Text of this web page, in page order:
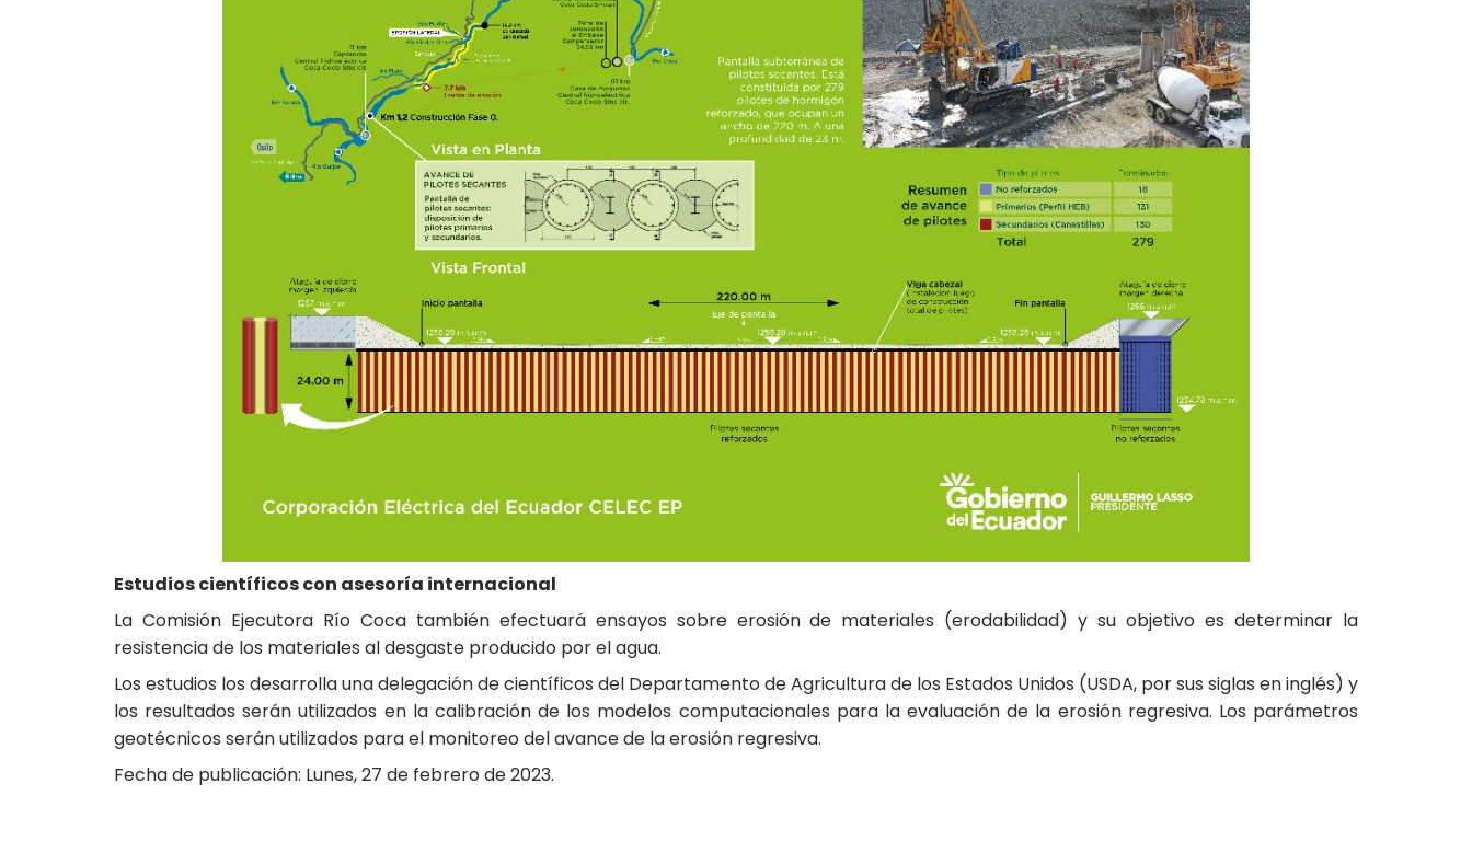
Estudios científicos con asesoría internacional
La Comisión Ejecutora Río Coca también efectuará ensayos sobre erosión de materiales (erodabilidad) y su objetivo es determinar la
resistencia de los materiales al desgaste producido por el agua.
Los estudios los desarrolla una delegación de científicos del Departamento de Agricultura de los Estados Unidos (USDA, por sus siglas en inglés) y
los resultados serán utilizados en la calibración de los modelos computacionales para la evaluación de la erosión regresiva. Los parámetros
geotécnicos serán utilizados para el monitoreo del avance de la erosión regresiva.
Fecha de publicación: Lunes, 27 de febrero de 2023.